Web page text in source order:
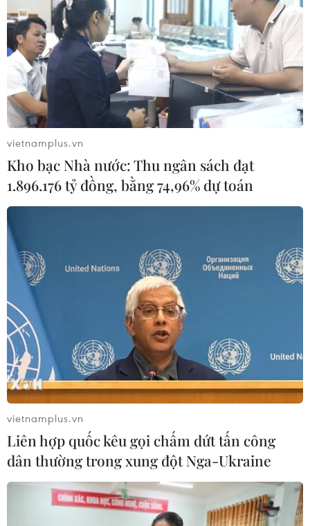
vietnamplus.vn
Kho bạc Nhà nước: Thu ngân sách đạt
1.896.176 tỷ đồng, bằng 74,96% dự toán
vietnamplus.vn
Liên hợp quốc kêu gọi chấm dứt tấn công
dân thường trong xung đột Nga-Ukraine